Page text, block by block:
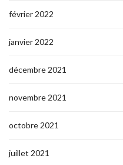
février 2022
janvier 2022
décembre 2021
novembre 2021
octobre 2021
juillet 2021